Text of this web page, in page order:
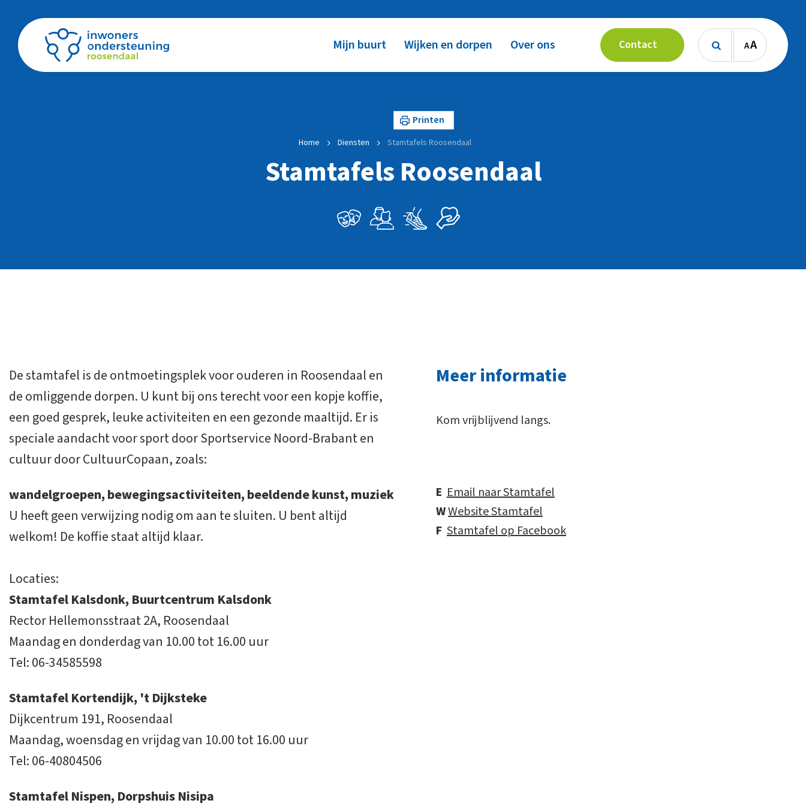
Mijn buurt Wijken en dorpen Over ons Contact  AA
Printen
Home Diensten Stamtafels Roosendaal
Stamtafels Roosendaal
De stamtafel is de ontmoetingsplek voor ouderen in Roosendaal en
de omliggende dorpen. U kunt bij ons terecht voor een kopje koffie,
een goed gesprek, leuke activiteiten en een gezonde maaltijd. Er is
speciale aandacht voor sport door Sportservice Noord-Brabant en
cultuur door CultuurCopaan, zoals:
wandelgroepen, bewegingsactiviteiten, beeldende kunst, muziek
U heeft geen verwijzing nodig om aan te sluiten. U bent altijd
welkom! De koffie staat altijd klaar.
Locaties:
Stamtafel Kalsdonk, Buurtcentrum Kalsdonk
Rector Hellemonsstraat 2A, Roosendaal
Maandag en donderdag van 10.00 tot 16.00 uur
Tel: 06-34585598
Stamtafel Kortendijk, 't Dijksteke
Dijkcentrum 191, Roosendaal
Maandag, woensdag en vrijdag van 10.00 tot 16.00 uur
Tel: 06-40804506
Stamtafel Nispen, Dorpshuis Nisipa
Meer informatie
Kom vrijblijvend langs.
E Email naar Stamtafel
WWebsite Stamtafel
F Stamtafel op Facebook